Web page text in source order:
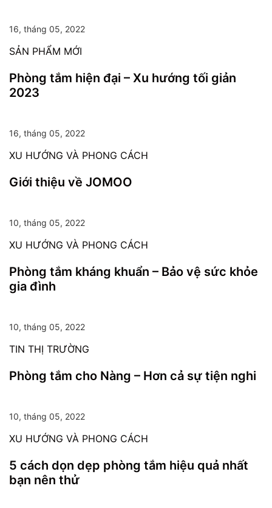
16, tháng 05, 2022
SẢN PHẨM MỚI
Phòng tắm hiện đại – Xu hướng tối giản
2023
16, tháng 05, 2022
XU HƯỚNG VÀ PHONG CÁCH
Giới thiệu về JOMOO
10, tháng 05, 2022
XU HƯỚNG VÀ PHONG CÁCH
Phòng tắm kháng khuẩn – Bảo vệ sức khỏe
gia đình
10, tháng 05, 2022
TIN THỊ TRƯỜNG
Phòng tắm cho Nàng – Hơn cả sự tiện nghi
10, tháng 05, 2022
XU HƯỚNG VÀ PHONG CÁCH
5 cách dọn dẹp phòng tắm hiệu quả nhất
bạn nên thử